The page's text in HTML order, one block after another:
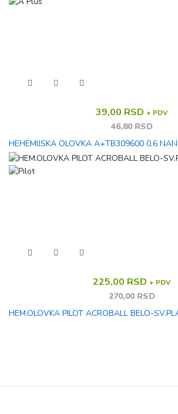
39,00 RSD + PDV
46,80 RSD
HEHEMIJSKA OLOVKA A+TB309600 0,6
225,00 RSD + PDV
270,00 RSD
HEM.OLOVKA PILOT ACROBALL BELO-